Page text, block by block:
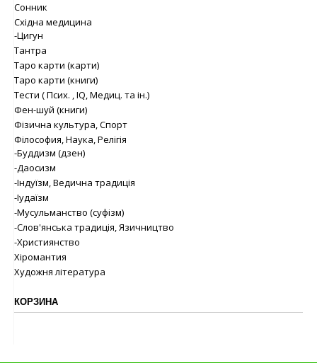
Сонник
Східна медицина
-Цигун
Тантра
Таро карти (карти)
Таро карти (книги)
Тести ( Псих. , IQ, Медиц. та ін.)
Фен-шуй (книги)
Фізична культура, Спорт
Філософия, Наука, Релігія
-Буддизм (дзен)
-Даосизм
-Індуїзм, Ведична традиція
-Іудаїзм
-Мусульманство (суфізм)
-Слов'янська традиція, Язичництво
-Християнство
Хіромантия
Художня література
КОРЗИНА